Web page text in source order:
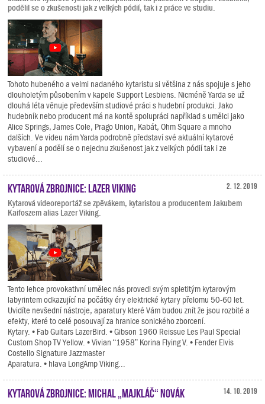
podělil se o zkušenosti jak z velkých pódií, tak i z práce ve studiu.
Tohoto hubeného a velmi nadaného kytaristu si většina z nás spojuje s jeho
dlouholetým působením v kapele Support Lesbiens. Nicméně Yarda se už
dlouhá léta věnuje především studiové práci s hudební produkci. Jako
hudebník nebo producent má na kontě spolupráci například s umělci jako
Alice Springs, James Cole, Prago Union, Kabát, Ohm Square a mnoho
dalších. Ve videu nám Yarda podrobně představí své aktuální kytarové
vybavení a podělí se o nejednu zkušenost jak z velkých pódií tak i ze
studiové...
2. 12. 2019
Kytarová zbrojnice: Lazer Viking
Kytarová videoreportáž se zpěvákem, kytaristou a producentem Jakubem
Kaifoszem alias Lazer Viking.
Tento lehce provokativní umělec nás provedl svým spletitým kytarovým
labyrintem odkazující na počátky éry elektrické kytary přelomu 50-60 let.
Uvidíte nevšední nástroje, aparatury které Vám budou znít že jsou rozbité a
efekty, které to celé posouvají za hranice sonického zborcení.
Kytary. • Fab Guitars LazerBird. • Gibson 1960 Reissue Les Paul Special
Custom Shop TV Yellow. • Vivian “1958” Korina Flying V. • Fender Elvis
Costello Signature Jazzmaster
Aparatura. • hlava LongAmp Viking...
14. 10. 2019
Kytarová zbrojnice: Michal „Majkláč“ Novák